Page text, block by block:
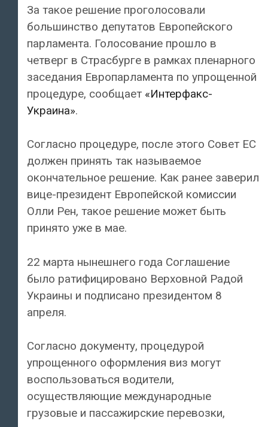
За такое решение проголосовали
большинство депутатов Европейского
парламента. Голосование прошло в
четверг в Страсбурге в рамках пленарного
заседания Европарламента по упрощенной
процедуре, сообщает «Интерфакс-
Украина».
Согласно процедуре, после этого Совет ЕС
должен принять так называемое
окончательное решение. Как ранее заверил
вице-президент Европейской комиссии
Олли Рен, такое решение может быть
принято уже в мае.
22 марта нынешнего года Соглашение
было ратифицировано Верховной Радой
Украины и подписано президентом 8
апреля.
Согласно документу, процедурой
упрощенного оформления виз могут
воспользоваться водители,
осуществляющие международные
грузовые и пассажирские перевозки,